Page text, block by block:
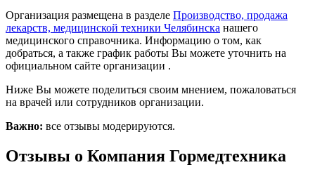
Организация размещена в разделе Производство, продажа
лекарств, медицинской техники Челябинска нашего
медицинского справочника. Информацию о том, как
добраться, а также график работы Вы можете уточнить на
официальном сайте организации .
Ниже Вы можете поделиться своим мнением, пожаловаться
на врачей или сотрудников организации.
Важно: все отзывы модерируются.
Отзывы о Компания Гормедтехника